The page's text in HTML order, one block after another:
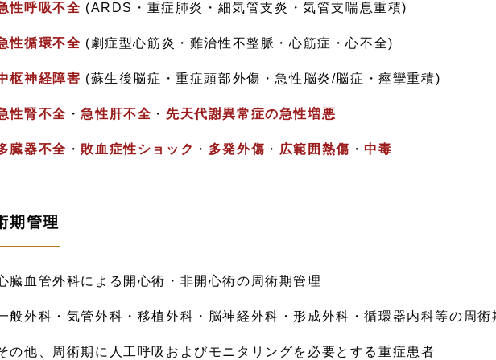
性呼吸不全 (ARDS・重症肺炎・細気管支炎・気管支喘息重積)
性循環不全 (劇症型心筋炎・難治性不整脈・心筋症・心不全)
枢神経障害 (蘇生後脳症・重症頭部外傷・急性脳炎/脳症・痙攣重積)
性腎不全 ・急性肝不全 ・ 先天代謝異常症の急性増悪
臓器不全 ・ 敗血症性ショック ・ 多発外傷 ・ 広範囲熱傷 ・中毒
期管理
臓血管外科による開心術・非開心術の周術期管理
般外科・気管外科・移植外科・脳神経外科・形成外科・循環器内科等の周術
の他、周術期に人工呼吸およびモニタリングを必要とする重症患者